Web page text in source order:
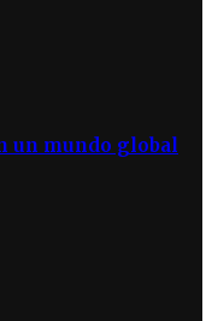
un mundo global